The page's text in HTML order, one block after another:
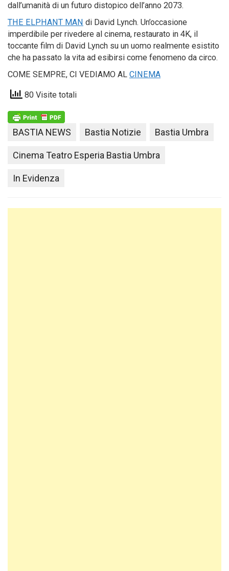
dall’umanità di un futuro distopico dell’anno 2073.
THE ELPHANT MAN di David Lynch. Un’occasione
imperdibile per rivedere al cinema, restaurato in 4K, il
toccante film di David Lynch su un uomo realmente esistito
che ha passato la vita ad esibirsi come fenomeno da circo.
COME SEMPRE, CI VEDIAMO AL CINEMA
80 Visite totali
BASTIA NEWS Bastia Notizie Bastia Umbra
Cinema Teatro Esperia Bastia Umbra
In Evidenza